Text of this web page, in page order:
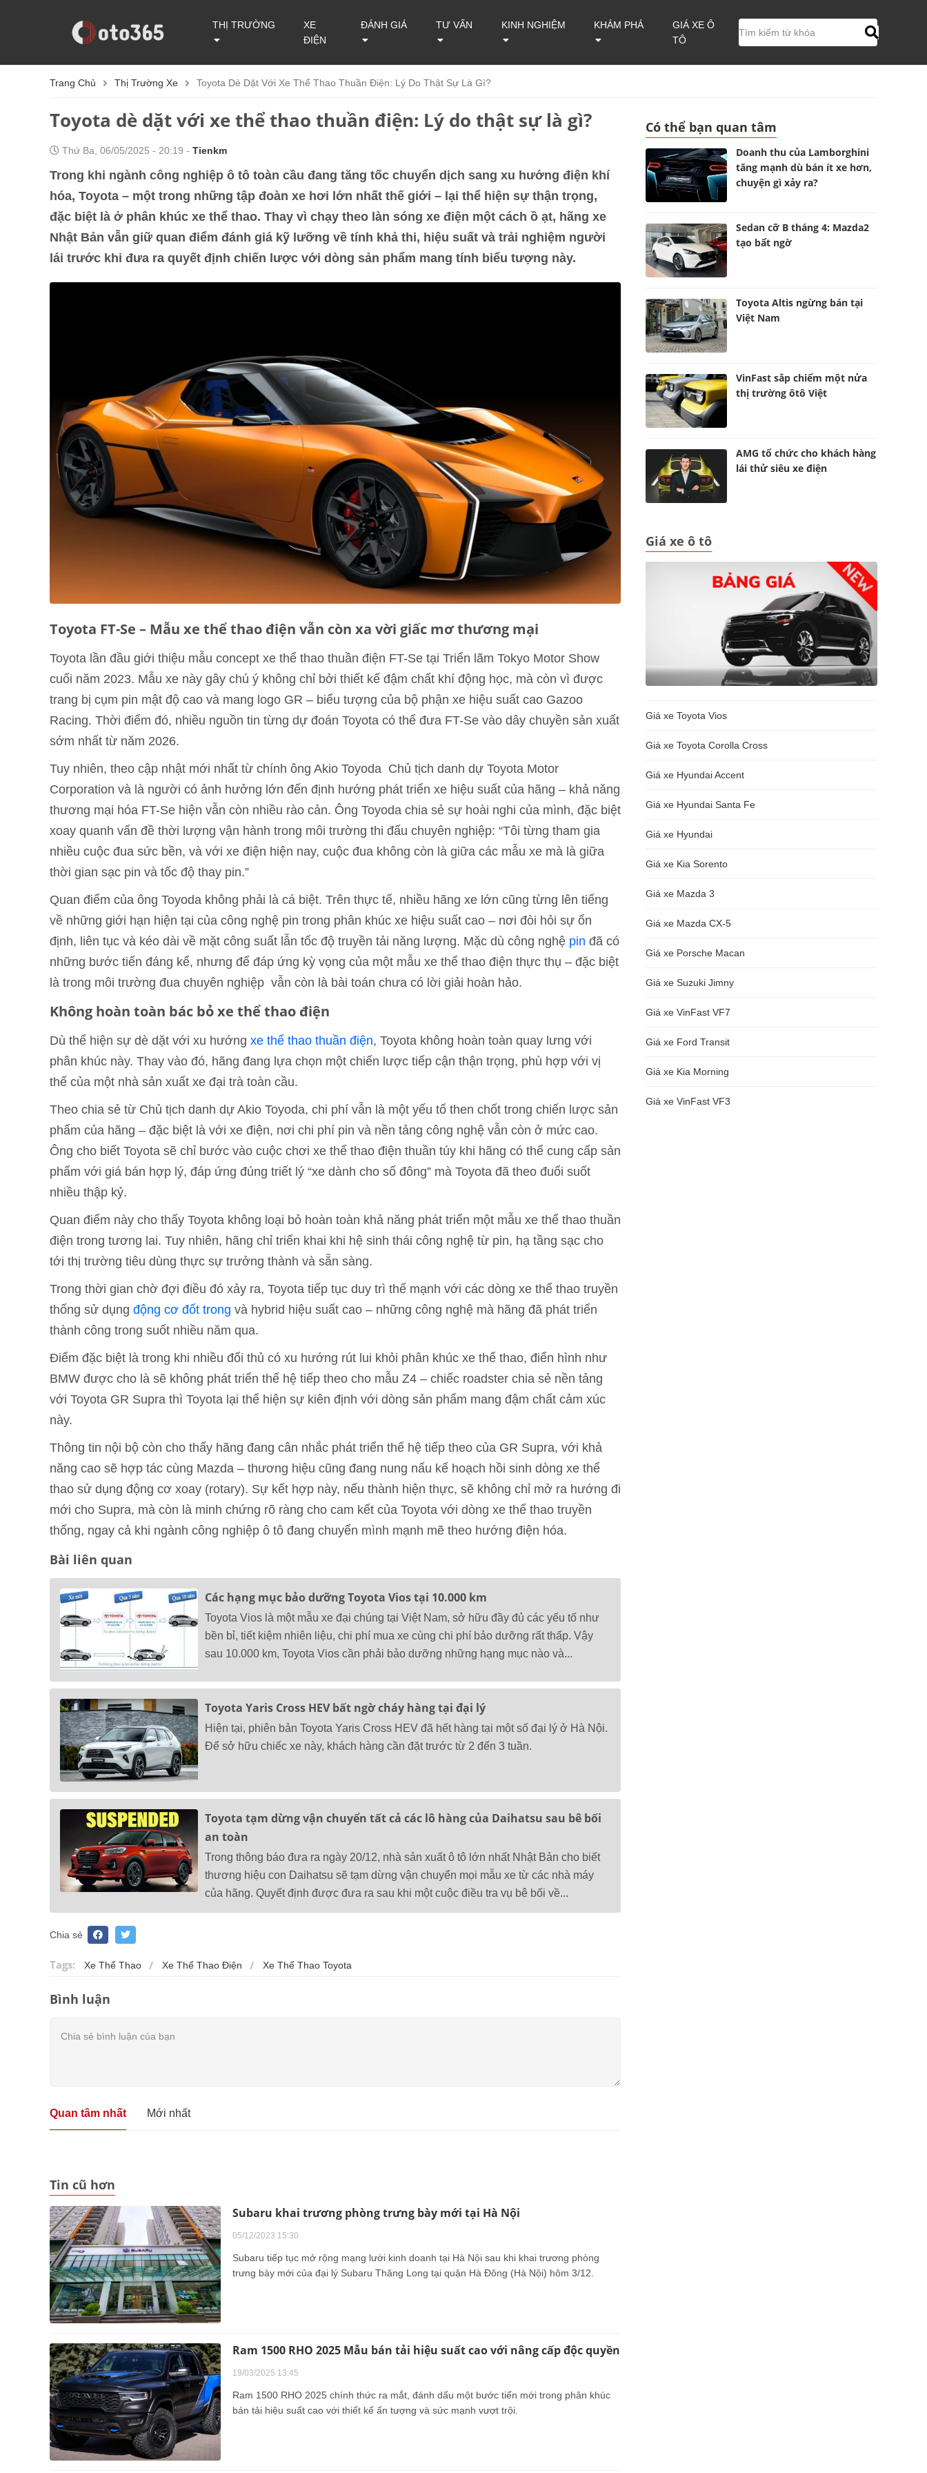
THỊ TRƯỜNG
XE
ĐIỆN
ĐÁNH GIÁ TƯ VẤN KINH NGHIỆM KHÁM PHÁ
GIÁ XE Ô
TÔ
Trang Chủ Thị Trường Xe Toyota Dè Dặt Với Xe Thể Thao Thuần Điện: Lý Do Thật Sự Là Gì?
Toyota dè dặt với xe thể thao thuần điện: Lý do thật sự là gì?
Thứ Ba, 06/05/2025 - 20:19 - Tienkm
Trong khi ngành công nghiệp ô tô toàn cầu đang tăng tốc chuyển dịch sang xu hướng điện khí
hóa, Toyota – một trong những tập đoàn xe hơi lớn nhất thế giới – lại thể hiện sự thận trọng,
đặc biệt là ở phân khúc xe thể thao. Thay vì chạy theo làn sóng xe điện một cách ồ ạt, hãng xe
Nhật Bản vẫn giữ quan điểm đánh giá kỹ lưỡng về tính khả thi, hiệu suất và trải nghiệm người
lái trước khi đưa ra quyết định chiến lược với dòng sản phẩm mang tính biểu tượng này.
Toyota FT-Se – Mẫu xe thể thao điện vẫn còn xa vời giấc mơ thương mại
Toyota lần đầu giới thiệu mẫu concept xe thể thao thuần điện FT-Se tại Triển lãm Tokyo Motor Show
cuối năm 2023. Mẫu xe này gây chú ý không chỉ bởi thiết kế đậm chất khí động học, mà còn vì được
trang bị cụm pin mật độ cao và mang logo GR – biểu tượng của bộ phận xe hiệu suất cao Gazoo
Racing. Thời điểm đó, nhiều nguồn tin từng dự đoán Toyota có thể đưa FT-Se vào dây chuyền sản xuất
sớm nhất từ năm 2026.
Tuy nhiên, theo cập nhật mới nhất từ chính ông Akio Toyoda Chủ tịch danh dự Toyota Motor
Corporation và là người có ảnh hưởng lớn đến định hướng phát triển xe hiệu suất của hãng – khả năng
thương mại hóa FT-Se hiện vẫn còn nhiều rào cản. Ông Toyoda chia sẻ sự hoài nghi của mình, đặc biệt
xoay quanh vấn đề thời lượng vận hành trong môi trường thi đấu chuyên nghiệp: “Tôi từng tham gia
nhiều cuộc đua sức bền, và với xe điện hiện nay, cuộc đua không còn là giữa các mẫu xe mà là giữa
thời gian sạc pin và tốc độ thay pin.”
Quan điểm của ông Toyoda không phải là cá biệt. Trên thực tế, nhiều hãng xe lớn cũng từng lên tiếng
về những giới hạn hiện tại của công nghệ pin trong phân khúc xe hiệu suất cao – nơi đòi hỏi sự ổn
định, liên tục và kéo dài về mặt công suất lẫn tốc độ truyền tải năng lượng. Mặc dù công nghệ pin đã có
những bước tiến đáng kể, nhưng để đáp ứng kỳ vọng của một mẫu xe thể thao điện thực thụ – đặc biệt
là trong môi trường đua chuyên nghiệp vẫn còn là bài toán chưa có lời giải hoàn hảo.
Không hoàn toàn bác bỏ xe thể thao điện
Dù thể hiện sự dè dặt với xu hướng xe thể thao thuần điện, Toyota không hoàn toàn quay lưng với
phân khúc này. Thay vào đó, hãng đang lựa chọn một chiến lược tiếp cận thận trọng, phù hợp với vị
thế của một nhà sản xuất xe đại trà toàn cầu.
Theo chia sẻ từ Chủ tịch danh dự Akio Toyoda, chi phí vẫn là một yếu tố then chốt trong chiến lược sản
phẩm của hãng – đặc biệt là với xe điện, nơi chi phí pin và nền tảng công nghệ vẫn còn ở mức cao.
Ông cho biết Toyota sẽ chỉ bước vào cuộc chơi xe thể thao điện thuần túy khi hãng có thể cung cấp sản
phẩm với giá bán hợp lý, đáp ứng đúng triết lý “xe dành cho số đông” mà Toyota đã theo đuổi suốt
nhiều thập kỷ.
Quan điểm này cho thấy Toyota không loại bỏ hoàn toàn khả năng phát triển một mẫu xe thể thao thuần
điện trong tương lai. Tuy nhiên, hãng chỉ triển khai khi hệ sinh thái công nghệ từ pin, hạ tầng sạc cho
tới thị trường tiêu dùng thực sự trưởng thành và sẵn sàng.
Trong thời gian chờ đợi điều đó xảy ra, Toyota tiếp tục duy trì thế mạnh với các dòng xe thể thao truyền
thống sử dụng động cơ đốt trong và hybrid hiệu suất cao – những công nghệ mà hãng đã phát triển
thành công trong suốt nhiều năm qua.
Điểm đặc biệt là trong khi nhiều đối thủ có xu hướng rút lui khỏi phân khúc xe thể thao, điển hình như
BMW được cho là sẽ không phát triển thế hệ tiếp theo cho mẫu Z4 – chiếc roadster chia sẻ nền tảng
với Toyota GR Supra thì Toyota lại thể hiện sự kiên định với dòng sản phẩm mang đậm chất cảm xúc
này.
Thông tin nội bộ còn cho thấy hãng đang cân nhắc phát triển thế hệ tiếp theo của GR Supra, với khả
năng cao sẽ hợp tác cùng Mazda – thương hiệu cũng đang nung nấu kế hoạch hồi sinh dòng xe thể
thao sử dụng động cơ xoay (rotary). Sự kết hợp này, nếu thành hiện thực, sẽ không chỉ mở ra hướng đi
mới cho Supra, mà còn là minh chứng rõ ràng cho cam kết của Toyota với dòng xe thể thao truyền
thống, ngay cả khi ngành công nghiệp ô tô đang chuyển mình mạnh mẽ theo hướng điện hóa.
Bài liên quan
Các hạng mục bảo dưỡng Toyota Vios tại 10.000 km
Toyota Vios là một mẫu xe đại chúng tại Việt Nam, sở hữu đầy đủ các yếu tố như
bền bỉ, tiết kiệm nhiên liệu, chi phí mua xe cùng chi phí bảo dưỡng rất thấp. Vậy
sau 10.000 km, Toyota Vios cần phải bảo dưỡng những hạng mục nào và...
Toyota Yaris Cross HEV bất ngờ cháy hàng tại đại lý
Hiện tại, phiên bản Toyota Yaris Cross HEV đã hết hàng tại một số đại lý ở Hà Nội.
Để sở hữu chiếc xe này, khách hàng cần đặt trước từ 2 đến 3 tuần.
Toyota tạm dừng vận chuyển tất cả các lô hàng của Daihatsu sau bê bối
an toàn
Trong thông báo đưa ra ngày 20/12, nhà sản xuất ô tô lớn nhất Nhật Bản cho biết
thương hiệu con Daihatsu sẽ tạm dừng vận chuyển mọi mẫu xe từ các nhà máy
của hãng. Quyết định được đưa ra sau khi một cuộc điều tra vụ bê bối về...
Chia sẻ
Tags: Xe Thể Thao Xe Thể Thao Điện Xe Thể Thao Toyota
Bình luận
Quan tâm nhất Mới nhất
Tin cũ hơn
Subaru khai trương phòng trưng bày mới tại Hà Nội
05/12/2023 15:30
Subaru tiếp tục mở rộng mạng lưới kinh doanh tại Hà Nội sau khi khai trương phòng
trưng bày mới của đại lý Subaru Thăng Long tại quận Hà Đông (Hà Nội) hôm 3/12.
Ram 1500 RHO 2025 Mẫu bán tải hiệu suất cao với nâng cấp độc quyền
19/03/2025 13:45
Ram 1500 RHO 2025 chính thức ra mắt, đánh dấu một bước tiến mới trong phân khúc
bán tải hiệu suất cao với thiết kế ấn tượng và sức mạnh vượt trội.
Có thể bạn quan tâm
Doanh thu của Lamborghini
tăng mạnh dù bán ít xe hơn,
chuyện gì xảy ra?
Sedan cỡ B tháng 4: Mazda2
tạo bất ngờ
Toyota Altis ngừng bán tại
Việt Nam
VinFast sắp chiếm một nửa
thị trường ôtô Việt
AMG tổ chức cho khách hàng
lái thử siêu xe điện
Giá xe ô tô
Giá xe Toyota Vios
Giá xe Toyota Corolla Cross
Giá xe Hyundai Accent
Giá xe Hyundai Santa Fe
Giá xe Hyundai
Giá xe Kia Sorento
Giá xe Mazda 3
Giá xe Mazda CX-5
Giá xe Porsche Macan
Giá xe Suzuki Jimny
Giá xe VinFast VF7
Giá xe Ford Transit
Giá xe Kia Morning
Giá xe VinFast VF3